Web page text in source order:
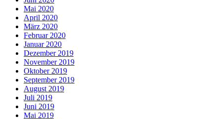
Mai 2020
April 2020
März 2020
Februar 2020
Januar 2020
Dezember 2019
November 2019
Oktober 2019
September 2019
August 2019
Juli 2019
Juni 2019
Mai 2019